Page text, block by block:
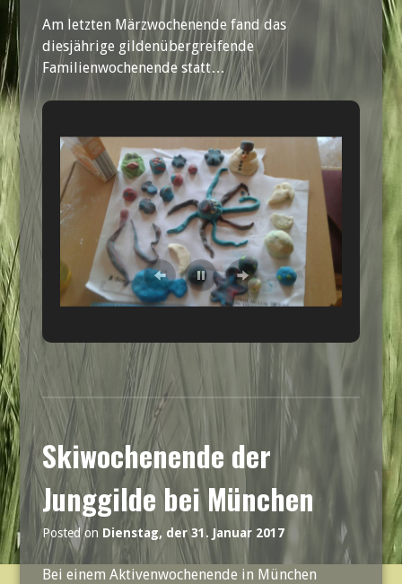
Am letzten Märzwochenende fand das
diesjährige gildenübergreifende
Familienwochenende statt…
Skiwochenende der
Junggilde bei München
Posted on Dienstag, der 31. Januar 2017
Bei einem Aktivenwochenende in München